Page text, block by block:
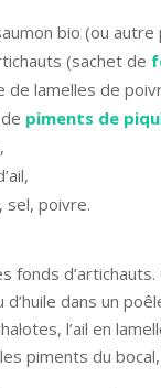
bio (ou autre
(sachet de
de lamelles de
piments de
sel, poivre.
fonds
d’huile dans un
l’ail en
piments du